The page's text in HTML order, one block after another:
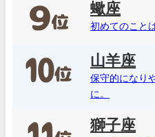
蠍座
初めてのこと
山羊座
保守的になり
に。
獅子座